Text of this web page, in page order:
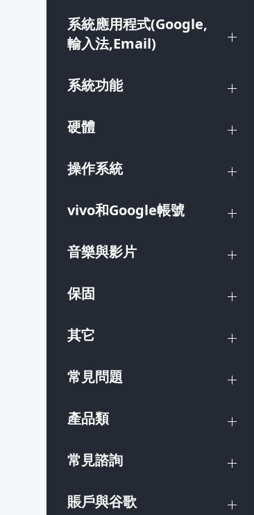
系統應用程式(Google,
輸入法,Email)
系統功能
硬體
操作系統
vivo和Google帳號
音樂與影片
保固
其它
常見問題
產品類
常見諮詢
賬戶與谷歌